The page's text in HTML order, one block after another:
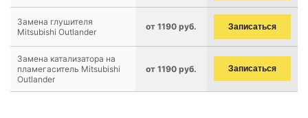
Замена глушителя
Mitsubishi Outlander
от 1190 руб. Записаться
Замена катализатора на
пламегаситель Mitsubishi
Outlander
от 1190 руб. Записаться